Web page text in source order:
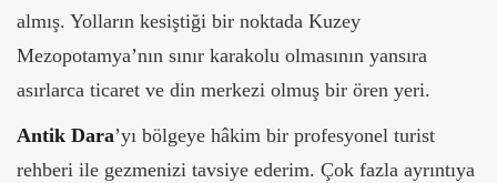
almış. Yolların kesiştiği bir noktada Kuzey
Mezopotamya’nın sınır karakolu olmasının yansıra
asırlarca ticaret ve din merkezi olmuş bir ören yeri.
Antik Dara’yı bölgeye hâkim bir profesyonel turist
rehberi ile gezmenizi tavsiye ederim. Çok fazla ayrıntıya